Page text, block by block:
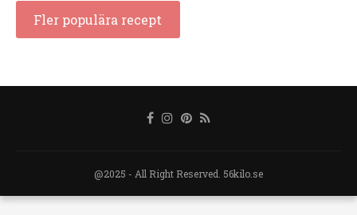
Fler populära recept
@2025 - All Right Reserved. 56kilo.se